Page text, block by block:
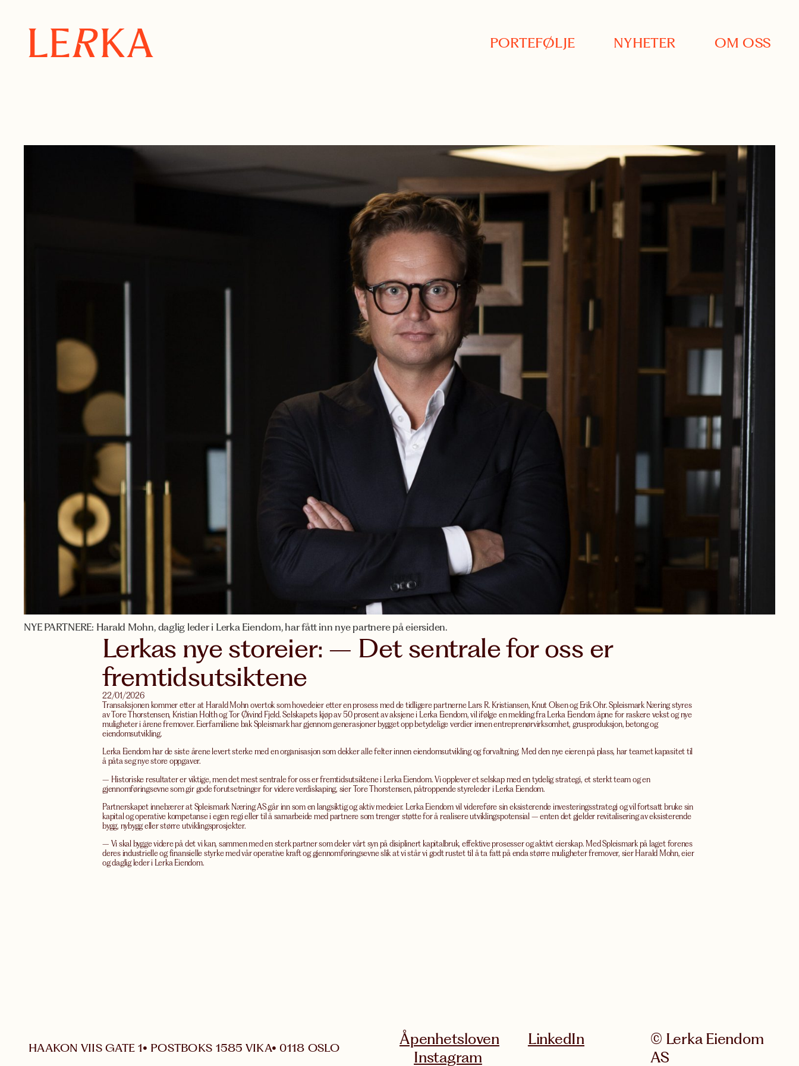
PORTEFØLJE NYHETER OM OSS
NYE PARTNERE: Harald Mohn, daglig leder i Lerka Eiendom, har fått inn nye partnere på eiersiden.
Lerkas nye storeier: – Det sentrale for oss er
fremtidsutsiktene
22/01/2026
Transaksjonen kommer etter at Harald Mohn overtok som hovedeier etter en prosess med de tidligere partnerne Lars R. Kristiansen, Knut Olsen og Erik Ohr. Spleismark Næring styres
av Tore Thorstensen, Kristian Holth og Tor Øivind Fjeld. Selskapets kjøp av 50 prosent av aksjene i Lerka Eiendom, vil ifølge en melding fra Lerka Eiendom åpne for raskere vekst og nye
muligheter i årene fremover. Eierfamiliene bak Spleismark har gjennom generasjoner bygget opp betydelige verdier innen entreprenørvirksomhet, grusproduksjon, betong og
eiendomsutvikling.
Lerka Eiendom har de siste årene levert sterke med en organisasjon som dekker alle felter innen eiendomsutvikling og forvaltning. Med den nye eieren på plass, har teamet kapasitet til
å påta seg nye store oppgaver.
– Historiske resultater er viktige, men det mest sentrale for oss er fremtidsutsiktene i Lerka Eiendom. Vi opplever et selskap med en tydelig strategi, et sterkt team og en
gjennomføringsevne som gir gode forutsetninger for videre verdiskaping, sier Tore Thorstensen, påtroppende styreleder i Lerka Eiendom.
Partnerskapet innebærer at Spleismark Næring AS går inn som en langsiktig og aktiv medeier. Lerka Eiendom vil videreføre sin eksisterende investeringsstrategi og vil fortsatt bruke sin
kapital og operative kompetanse i egen regi eller til å samarbeide med partnere som trenger støtte for å realisere utviklingspotensial – enten det gjelder revitalisering av eksisterende
bygg, nybygg eller større utviklingsprosjekter.
– Vi skal bygge videre på det vi kan, sammen med en sterk partner som deler vårt syn på disiplinert kapitalbruk, effektive prosesser og aktivt eierskap. Med Spleismark på laget forenes
deres industrielle og finansielle styrke med vår operative kraft og gjennomføringsevne slik at vi står vi godt rustet til å ta fatt på enda større muligheter fremover, sier Harald Mohn, eier
og daglig leder i Lerka Eiendom.
HAAKON VIIS GATE 1 POSTBOKS 1585 VIKA 0118 OSLO
Åpenhetsloven
LinkedIn
Instagram
© Lerka Eiendom
AS